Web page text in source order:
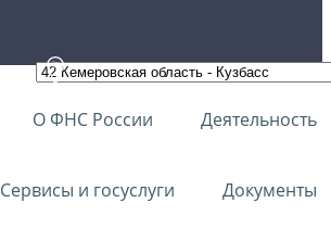
О ФНС России Деятельность
Сервисы и госуслуги Документы